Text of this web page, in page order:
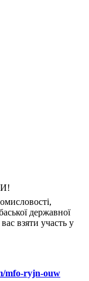
державної
взяти участь у
mfo-ryjn-ouw